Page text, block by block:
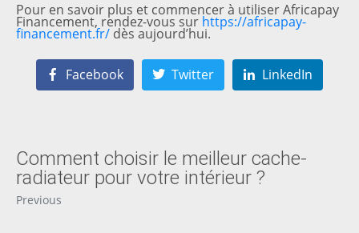
Pour en savoir plus et commencer à utiliser Africapay
Financement, rendez-vous sur https://africapay-
financement.fr/ dès aujourd’hui.
Facebook Twitter LinkedIn
Comment choisir le meilleur cache-
radiateur pour votre intérieur ?
Previous